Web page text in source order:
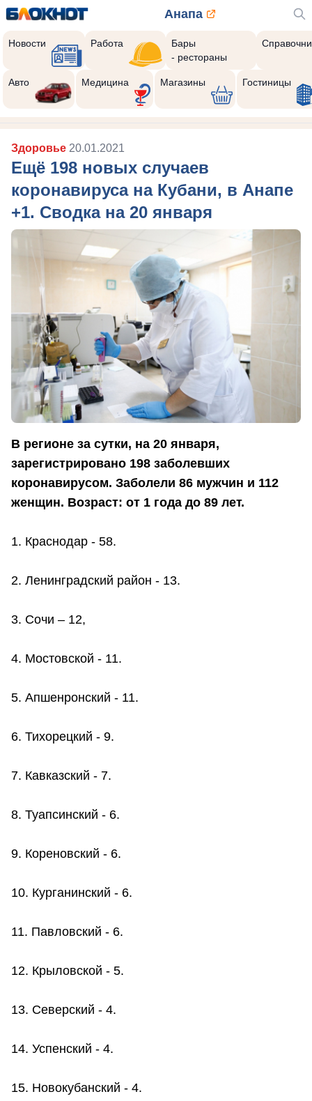
Анапа
Новости Работа
Бары
- рестораны
Авто Медицина Магазины Гостиницы
Здоровье 20.01.2021
Ещё 198 новых случаев
коронавируса на Кубани, в Анапе
+1. Сводка на 20 января
В регионе за сутки, на 20 января,
зарегистрировано 198 заболевших
коронавирусом. Заболели 86 мужчин и 112
женщин. Возраст: от 1 года до 89 лет.
1. Краснодар - 58.
2. Ленинградский район - 13.
3. Сочи – 12,
4. Мостовской - 11.
5. Апшенронский - 11.
6. Тихорецкий - 9.
7. Кавказский - 7.
8. Туапсинский - 6.
9. Кореновский - 6.
10. Курганинский - 6.
11. Павловский - 6.
12. Крыловской - 5.
13. Северский - 4.
14. Успенский - 4.
15. Новокубанский - 4.